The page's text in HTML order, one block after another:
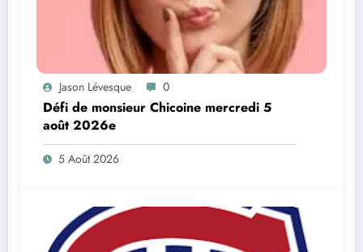
Jason Lévesque 0
Défi de monsieur Chicoine mercredi 5
août 2026e
5 Août 2026